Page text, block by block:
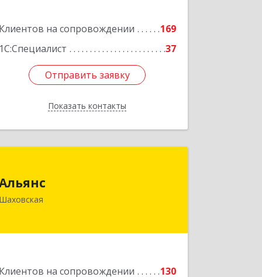
Клиентов на сопровождении
169
1С:Специалист
37
Отправить заявку
Показать контакты
Подробнее
Отправить заявку
Назад
Шаховская
Клиентов на сопровождении 130
р-н, рп.Шаховская, ул.1-я Советская,